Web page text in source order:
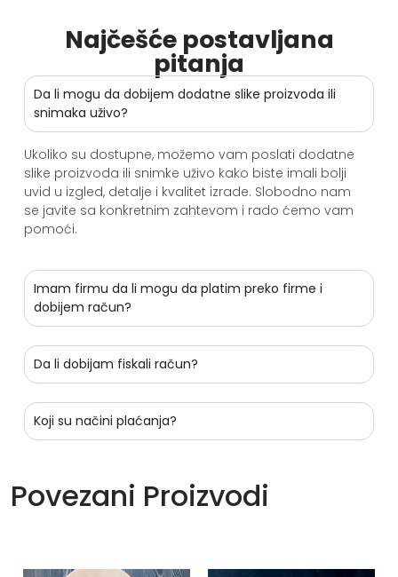
Najčešće postavljana
pitanja
Da li mogu da dobijem dodatne slike proizvoda ili
snimaka uživo?
Ukoliko su dostupne, možemo vam poslati dodatne
slike proizvoda ili snimke uživo kako biste imali bolji
uvid u izgled, detalje i kvalitet izrade. Slobodno nam
se javite sa konkretnim zahtevom i rado ćemo vam
pomoći.
Imam firmu da li mogu da platim preko firme i
dobijem račun?
Da li dobijam fiskali račun?
Koji su načini plaćanja?
Povezani Proizvodi